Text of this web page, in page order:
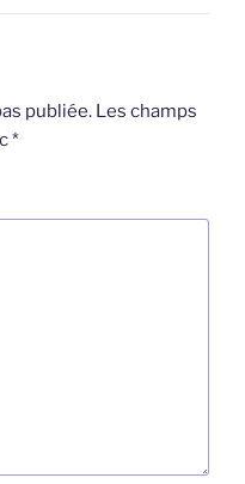
publiée. Les champs
*